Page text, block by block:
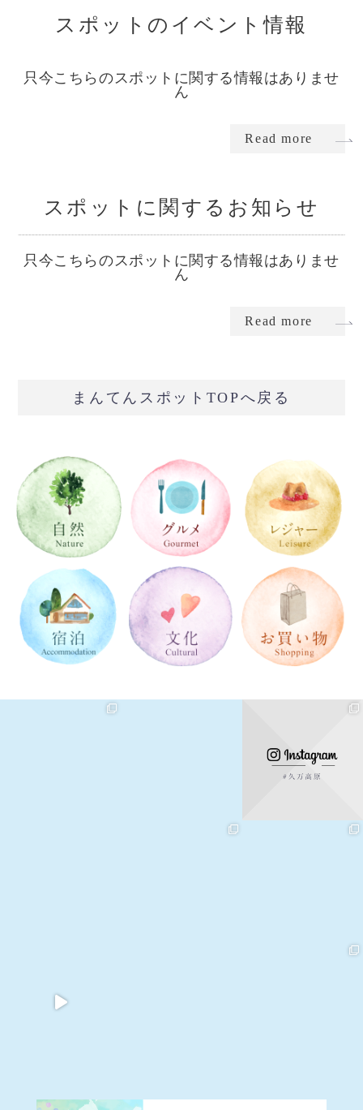
スポットのイベント情報
只今こちらのスポットに関する情報はありませ
ん
Read more
スポットに関するお知らせ
只今こちらのスポットに関する情報はありませ
ん
Read more
まんてんスポットTOPへ戻る